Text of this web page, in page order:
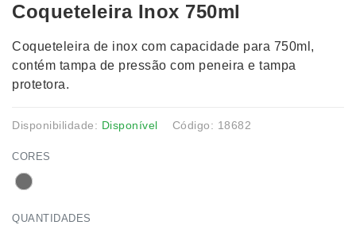
Coqueteleira Inox 750ml
Coqueteleira de inox com capacidade para 750ml,
contém tampa de pressão com peneira e tampa
protetora.
Disponibilidade: Disponível Código: 18682
CORES
QUANTIDADES